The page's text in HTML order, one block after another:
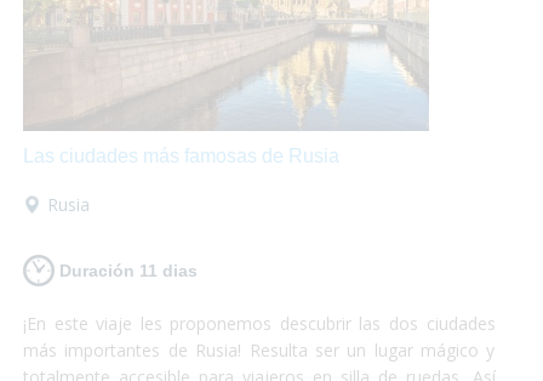
descubrir el continente europeo! Unas vacaciones
que las disfrutarán al máximo mientras se
maravillan con la belleza de estos lugares y conocen
culturas totalmente diferentes aunque se encuentren a
pocos cientos de kilómetros entre ellas.
encantará!
Las ciudades más famosas de Rusia
Rusia
Duración 11 dias
¡En este viaje les proponemos descubrir las dos ciudades
más importantes de Rusia! Resulta ser un lugar mágico y